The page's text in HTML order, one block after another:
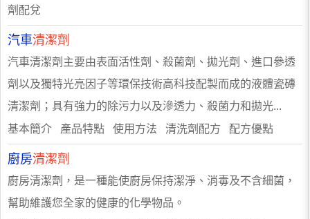
劑配兌
汽車清潔劑
汽車清潔劑主要由表面活性劑、殺菌劑、拋光劑、進口參透
劑以及獨特光亮因子等環保技術高科技配製而成的液體瓷磚
清潔劑；具有強力的除污力以及滲透力、殺菌力和拋光...
基本簡介 產品特點 使用方法 清洗劑配方 配方優點
廚房清潔劑
廚房清潔劑，是一種能使廚房保持潔淨、消毒及不含細菌，
幫助維護您全家的健康的化學物品。